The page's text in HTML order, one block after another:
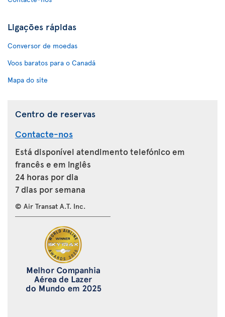
Ligações rápidas
Conversor de moedas
Voos baratos para o Canadá
Mapa do site
Centro de reservas
Contacte-nos
Está disponível atendimento telefónico em
francês e em inglês
24 horas por dia
7 dias por semana
© Air Transat A.T. Inc.